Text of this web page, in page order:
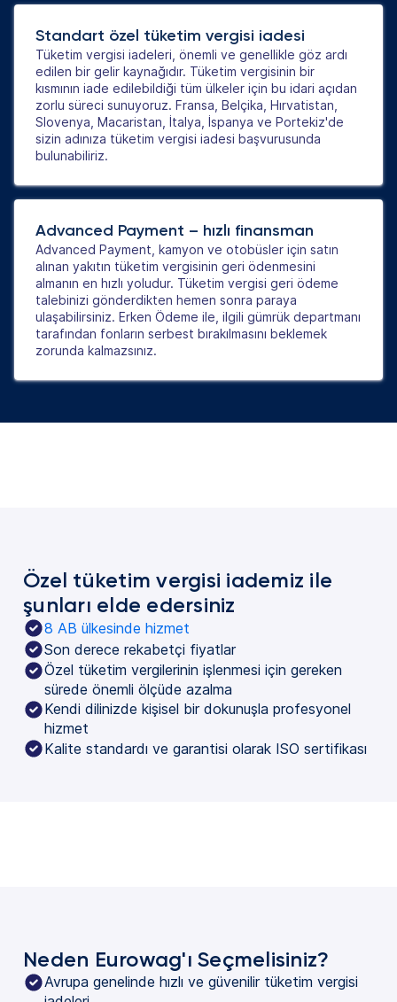
Standart özel tüketim vergisi iadesi
Tüketim vergisi iadeleri, önemli ve genellikle göz ardı
edilen bir gelir kaynağıdır. Tüketim vergisinin bir
kısmının iade edilebildiği tüm ülkeler için bu idari açıdan
zorlu süreci sunuyoruz. Fransa, Belçika, Hırvatistan,
Slovenya, Macaristan, İtalya, İspanya ve Portekiz'de
sizin adınıza tüketim vergisi iadesi başvurusunda
bulunabiliriz.
Advanced Payment – hızlı finansman
Advanced Payment, kamyon ve otobüsler için satın
alınan yakıtın tüketim vergisinin geri ödenmesini
almanın en hızlı yoludur. Tüketim vergisi geri ödeme
talebinizi gönderdikten hemen sonra paraya
ulaşabilirsiniz. Erken Ödeme ile, ilgili gümrük departmanı
tarafından fonların serbest bırakılmasını beklemek
zorunda kalmazsınız.
Özel tüketim vergisi iademiz ile
şunları elde edersiniz
8 AB ülkesinde hizmet
Son derece rekabetçi fiyatlar
Özel tüketim vergilerinin işlenmesi için gereken
sürede önemli ölçüde azalma
Kendi dilinizde kişisel bir dokunuşla profesyonel
hizmet
Kalite standardı ve garantisi olarak ISO sertifikası
Neden Eurowag'ı Seçmelisiniz?
Avrupa genelinde hızlı ve güvenilir tüketim vergisi